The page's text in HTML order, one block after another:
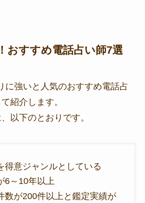
おすすめ電話占い師7選
に強いと人気のおすすめ電話占
紹介します。
以下のとおりです。
得意ジャンルとしている
6～10年以上
数が200件以上と鑑定実績が